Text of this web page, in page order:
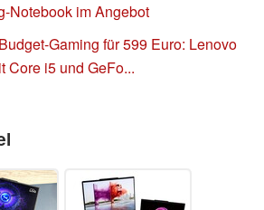
Notebook im Angebot
Gaming für 599 Euro: Lenovo
Core i5 und GeFo...